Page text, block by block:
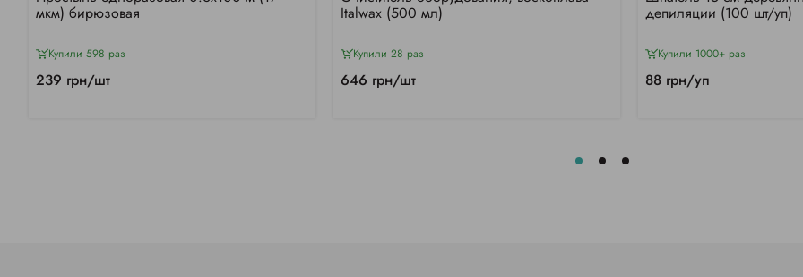
мкм) бирюзовая
Купили 598 раз
239 грн/шт
Italwax (500 мл)
Купили 28 раз
646 грн/шт
депиляции (100 шт/уп)
Купили 1000+ раз
88 грн/уп